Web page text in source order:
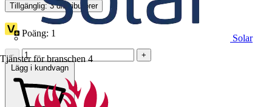
Solar
Tjänster för branschen 4
Tillgänglig: 3 distributörer
Poäng: 1
−
+
Lägg i kundvagn